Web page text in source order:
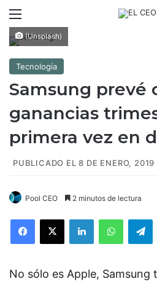
(Unsplash)
Tecnología
Samsung prevé
ganancias
primera vez en
PUBLICADO EL 8 DE ENERO, 2019
Pool CEO 2 minutos de lectura
No sólo es Apple,